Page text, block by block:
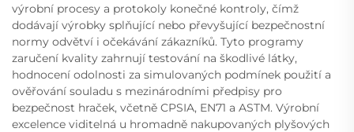
výrobní procesy a protokoly konečné kontroly, čímž
dodávají výrobky splňující nebo převyšující bezpečnostní
normy odvětví i očekávání zákazníků. Tyto programy
zaručení kvality zahrnují testování na škodlivé látky,
hodnocení odolnosti za simulovaných podmínek použití a
ověřování souladu s mezinárodními předpisy pro
bezpečnost hraček, včetně CPSIA, EN71 a ASTM. Výrobní
excelence viditelná u hromadně nakupovaných plyšových